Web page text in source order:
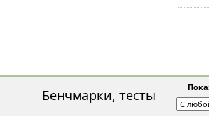
Бенчмарки, тесты